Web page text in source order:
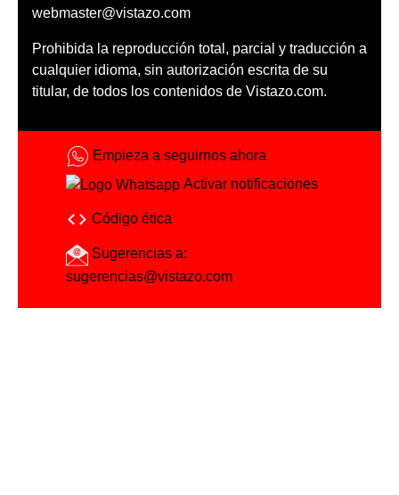
webmaster@vistazo.com
Prohibida la reproducción total, parcial y traducción a
cualquier idioma, sin autorización escrita de su
titular, de todos los contenidos de Vistazo.com.
Empieza a seguirnos ahora
Activar notificaciones
Código ética
Sugerencias a:
sugerencias@vistazo.com